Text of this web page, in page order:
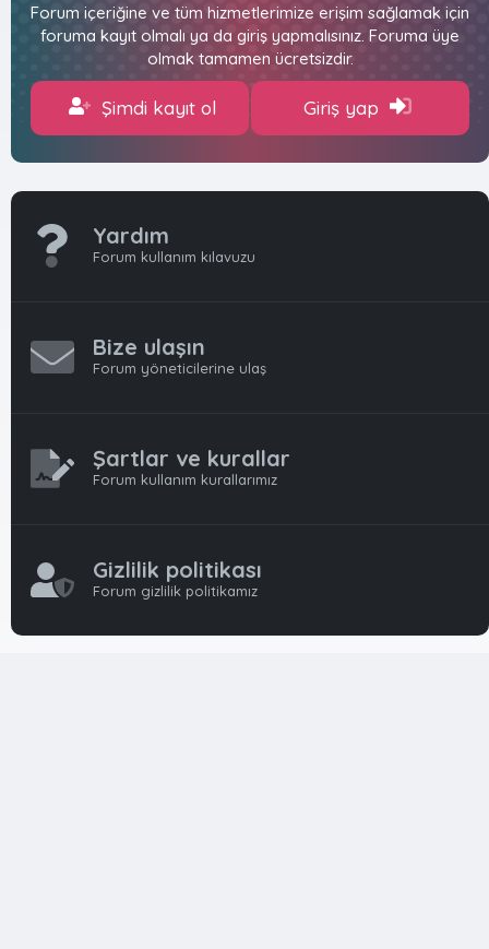
Forum içeriğine ve tüm hizmetlerimize erişim sağlamak için
foruma kayıt olmalı ya da giriş yapmalısınız. Foruma üye
olmak tamamen ücretsizdir.
Şimdi kayıt ol Giriş yap
Yardım
Forum kullanım kılavuzu
Bize ulaşın
Forum yöneticilerine ulaş
Şartlar ve kurallar
Forum kullanım kurallarımız
Gizlilik politikası
Forum gizlilik politikamız